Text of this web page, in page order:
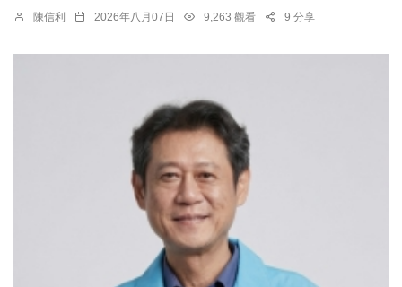
陳信利 2026年八月07日 9,263 觀看 9 分享